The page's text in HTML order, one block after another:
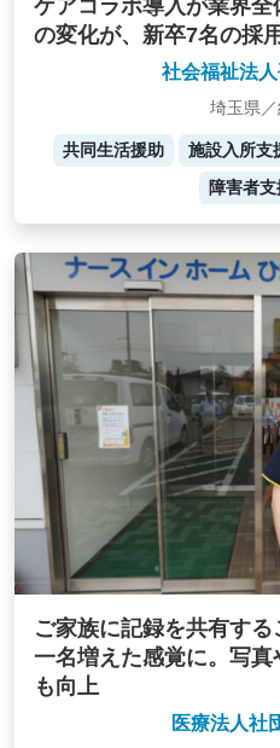
ケアコラボ導入が業界
の変化が、新卒7名の採
社会福祉法
埼玉県
共同生活援助 施設入所支
障害者
ご家族に記録を共有す
一名増えた感覚に。写
も向上
医療法人社